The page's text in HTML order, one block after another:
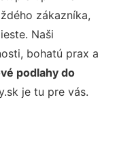
zákazníka,
Naši
bohatú prax a
podlahy do
je tu pre vás.